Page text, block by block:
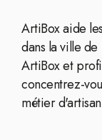
ArtiBox aide
dans la ville
ArtiBox et
concentrez-
métier